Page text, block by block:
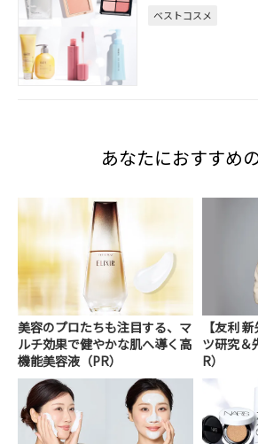
ベストコスメ
あなたにおすすめ
美容のプロたちも注目する、マ
ルチ効果で健やかな肌へ導く高
機能美容液（PR）
【友利
ツ研究＆
R）